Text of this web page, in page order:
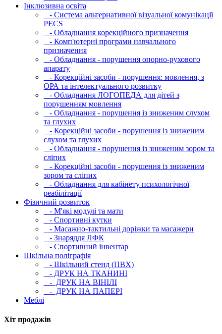
Інклюзивна освіта
- Система альтернативної візуальної комунікації
PECS
- Обладнання корекційного призначення
- Комп'ютерні програми навчального
призначення
- Обладнання - порушення опорно-рухового
апарату
- Корекційні засоби - порушення: мовлення, з
ОРА та інтелектуального розвитку
- Обладнання ЛОГОПЕДА для дітей з
порушенням мовлення
- Обладнання - порушення із зниженим слухом
та глухих
- Корекційні засоби - порушення із зниженим
слухом та глухих
- Обладнання - порушення із зниженим зором та
сліпих
- Корекційні засоби - порушення із зниженим
зором та сліпих
- Обладнання для кабінету психологічної
реабілітації
Фізичний розвиток
- М'які модулi та мати
- Спортивні кутки
- Масажно-тактильні доріжки та масажери
- Знаряддя ЛФК
- Спортивний інвентар
Шкільна поліграфія
- Шкільний стенд (ПВХ)
- ДРУК НА ТКАНИНІ
- ДРУК НА ВІНІЛІ
- ДРУК НА ПАПЕРІ
Меблі
Хіт продажів